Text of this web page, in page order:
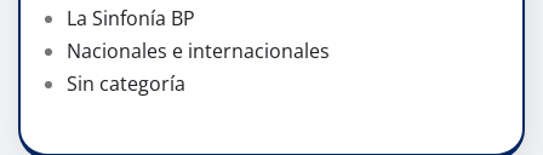
La Sinfonía BP
Nacionales e internacionales
Sin categoría